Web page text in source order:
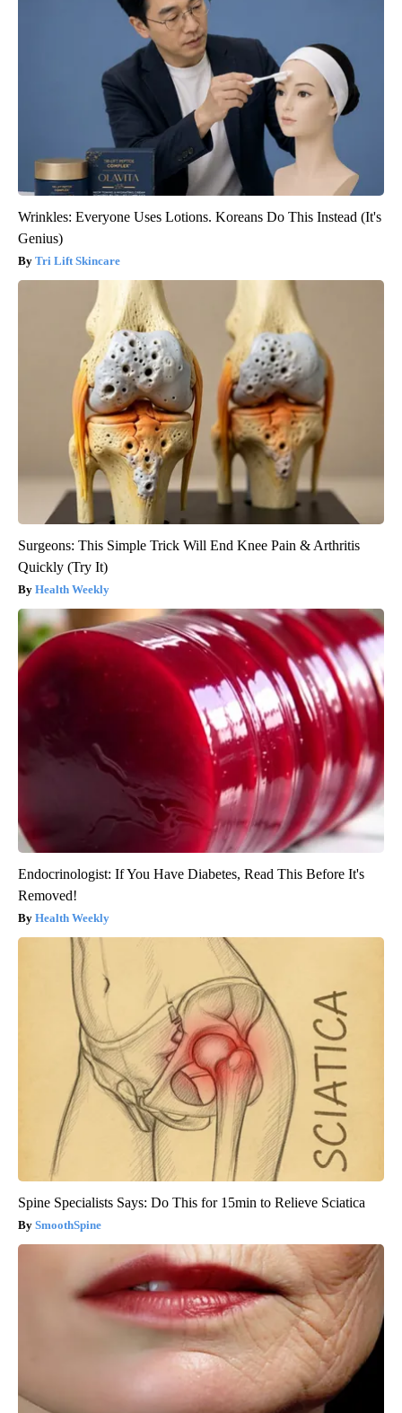
Wrinkles: Everyone Uses Lotions. Koreans Do This Instead (It's
Genius)
Tri Lift Skincare
Surgeons: This Simple Trick Will End Knee Pain & Arthritis
Quickly (Try It)
Health Weekly
Endocrinologist: If You Have Diabetes, Read This Before It's
Removed!
Health Weekly
Spine Specialists Says: Do This for 15min to Relieve Sciatica
SmoothSpine